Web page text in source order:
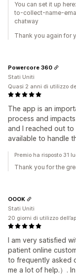
You can set it up
to-collect-name-
chatway
Thank you again for
The app is an
process and
and I reached out
available to handle
Powercore 360
Stati Uniti
Quasi 2 anni di utilizzo
Premio ha risposto 31
Thank you for the
I am very satisfied
patient online
to frequently asked
me a lot of help.）.
OOOK
Stati Uniti
20 giorni di utilizzo